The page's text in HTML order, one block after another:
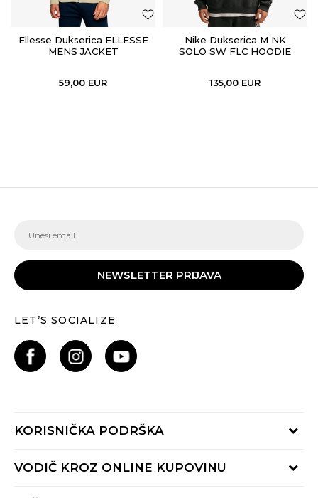
Ellesse Dukserica ELLESSE
MENS JACKET
59,00 EUR
Nike Dukserica M NK
SOLO SW FLC HOODIE
135,00 EUR
NEWSLETTER PRIJAVA
LET’S SOCIALIZE
KORISNIČKA PODRŠKA
Provjeri status porudžbine
VODIČ KROZ ONLINE KUPOVINU
Načini isporuke